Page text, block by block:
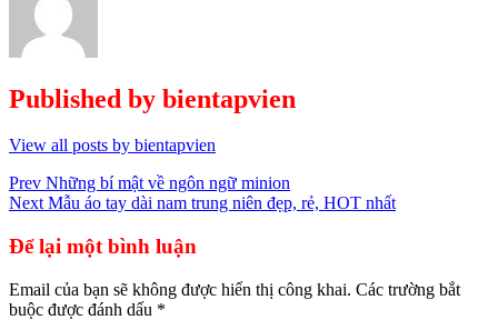
Published by bientapvien
View all posts by bientapvien
Điều
hướng
bài
viết
Prev Những bí mật về ngôn ngữ minion
Next Mẫu áo tay dài nam trung niên đẹp, rẻ, HOT nhất
Để lại một bình luận
Email của bạn sẽ không được hiển thị công khai. Các trường bắt
buộc được đánh dấu *